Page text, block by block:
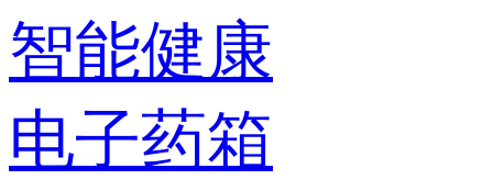
智能健康
电子药箱